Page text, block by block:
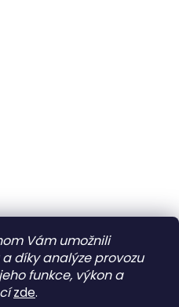
Vám umožnili
díky analýze provozu
funkce, výkon a
zde.